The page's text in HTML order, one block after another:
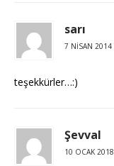
sarı
7 NISAN 2014
teşekkürler…:)
Şevval
10 OCAK